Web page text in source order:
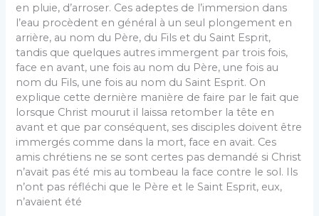
en pluie, d’arroser. Ces adeptes de l’immer­sion dans
l’eau procèdent en général à un seul plongement en
arrière, au nom du Père, du Fils et du Saint Esprit,
tandis que quelques autres immergent par trois fois,
face en avant, une fois au nom du Père, une fois au
nom du Fils, une fois au nom du Saint Esprit. On
explique cette dernière manière de faire par le fait que
lorsque Christ mourut il laissa retomber la tête en
avant et que par conséquent, ses disciples doivent être
immergés comme dans la mort, face en avait. Ces
amis chrétiens ne se sont certes pas demandé si Christ
n’avait pas été mis au tombeau la face contre le sol. Ils
n’ont pas ré­fléchi que le Père et le Saint Esprit, eux,
n’avaient été